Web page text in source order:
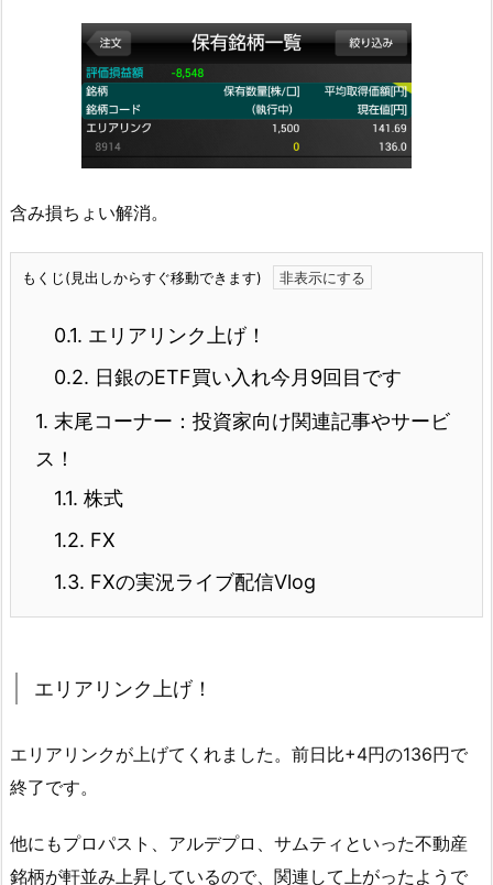
含み損ちょい解消。
もくじ(見出しからすぐ移動できます)
0.1. エリアリンク上げ！
0.2. 日銀のETF買い入れ今月9回目です
1. 末尾コーナー：投資家向け関連記事やサービ
ス！
1.1. 株式
1.2. FX
1.3. FXの実況ライブ配信Vlog
エリアリンク上げ！
エリアリンクが上げてくれました。前日比+4円の136円で
終了です。
他にもプロパスト、アルデプロ、サムティといった不動産
銘柄が軒並み上昇しているので、関連して上がったようで